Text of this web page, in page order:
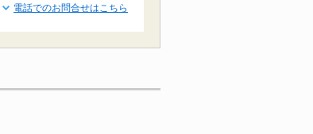
電話でのお問合せはこちら